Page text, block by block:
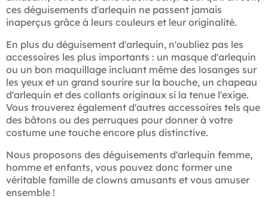
ces déguisements d'arlequin ne passent jamais
inaperçus grâce à leurs couleurs et leur originalité.
En plus du déguisement d'arlequin, n'oubliez pas les
accessoires les plus importants : un masque d'arlequin
ou un bon maquillage incluant même des losanges sur
les yeux et un grand sourire sur la bouche, un chapeau
d'arlequin et des collants originaux si la tenue l'exige.
Vous trouverez également d'autres accessoires tels que
des bâtons ou des perruques pour donner à votre
costume une touche encore plus distinctive.
Nous proposons des déguisements d'arlequin femme,
homme et enfants, vous pouvez donc former une
véritable famille de clowns amusants et vous amuser
ensemble !